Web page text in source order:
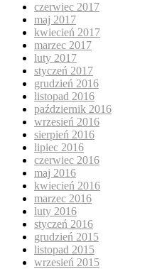
czerwiec 2017
maj 2017
kwiecień 2017
marzec 2017
luty 2017
styczeń 2017
grudzień 2016
listopad 2016
październik 2016
wrzesień 2016
sierpień 2016
lipiec 2016
czerwiec 2016
maj 2016
kwiecień 2016
marzec 2016
luty 2016
styczeń 2016
grudzień 2015
listopad 2015
wrzesień 2015